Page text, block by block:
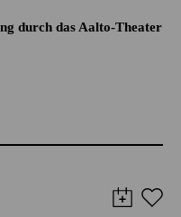
durch das Aalto-Theater